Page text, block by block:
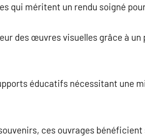
qui méritent un rendu soigné
des œuvres visuelles grâce à un
éducatifs nécessitant une
ces ouvrages bénéficient